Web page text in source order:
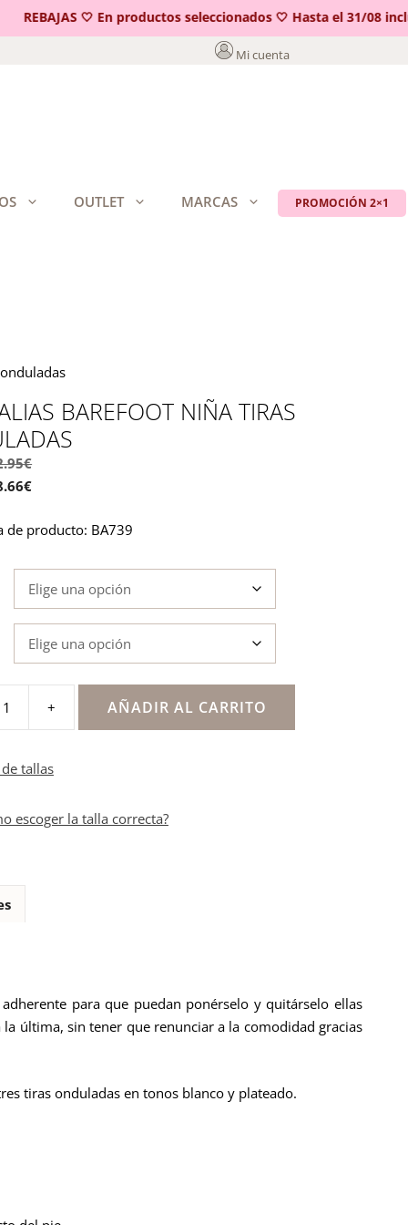
REBAJAS 🤍 En productos seleccionados 🤍 Hasta el 31/08
Mi cuenta
OUTLET MARCAS PROMOCIÓN 2×1
BAREFOOT NIÑA TIRAS
€
€
de producto: BA739
+ AÑADIR AL CARRITO
tallas
escoger la talla correcta?
para que puedan ponérselo y quitárselo ellas
última, sin tener que renunciar a la comodidad gracias
tiras onduladas en tonos blanco y plateado.